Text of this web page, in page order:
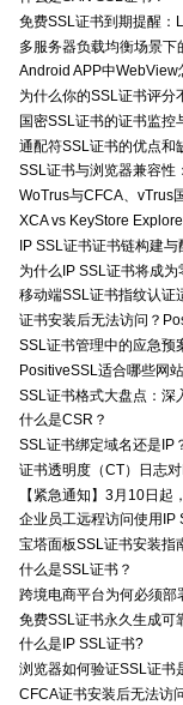
免费SSL证书到期提醒：
多服务器负载均衡场景
Android APP中WebView
为什么你的SSL证书评分
国密SSL证书的证书监控
通配符SSL证书的优点和
SSL证书与浏览器兼容性
WoTrus与CFCA、vTrus
IP SSL证书证书链构建与
为什么IP SSL证书将成
移动端SSL证书指纹认证
证书安装后无法访问？
SSL证书管理中的应急预
PositiveSSL适合哪些网
SSL证书格式大盘点：深
什么是CSR？
SSL证书绑定域名还是IP
证书透明度（CT）日志
【紧急通知】3月10日
企业员工远程访问使用IP
宝塔面板SSL证书安装指
什么是SSL证书？
跨境电商平台为何必须部
免费SSL证书永久生成可
什么是IP SSL证书?
浏览器如何验证SSL证书
CFCA证书安装后无法访